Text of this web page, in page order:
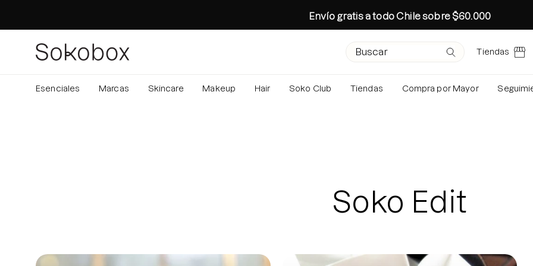
contenido
Envío gratis a todo Chile sobre $60.000
Campo de texto de búsqueda
Envíe su solicitud
Búsquedas
Tiendas
Esenciales Marcas Skincare Makeup Hair Soko Club Tiendas Compra por Mayor
Soko Edit